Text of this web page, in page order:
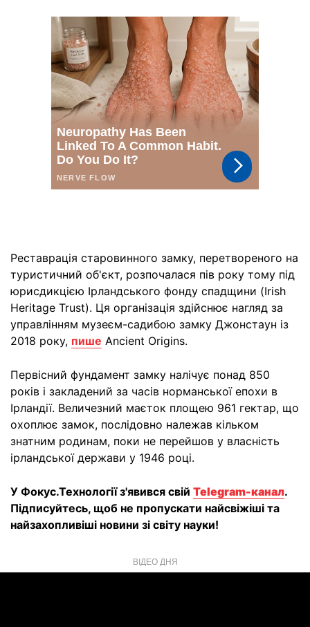
Реставрація старовинного замку, перетвореного на
туристичний об'єкт, розпочалася пів року тому під
юрисдикцією Ірландського фонду спадщини (Irish
Heritage Trust). Ця організація здійснює нагляд за
управлінням музеєм-садибою замку Джонстаун із
2018 року, пише Ancient Origins.
Первісний фундамент замку налічує понад 850
років і закладений за часів норманської епохи в
Ірландії. Величезний маєток площею 961 гектар, що
охоплює замок, послідовно належав кільком
знатним родинам, поки не перейшов у власність
ірландської держави у 1946 році.
У Фокус.Технології з'явився свій Telegram-канал.
Підписуйтесь, щоб не пропускати найсвіжіші та
найзахопливіші новини зі світу науки!
ВІДЕО ДНЯ